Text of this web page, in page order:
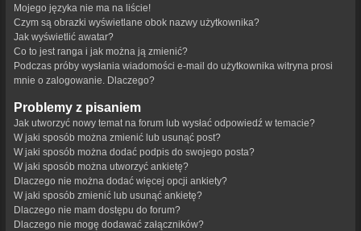
Mojego języka nie ma na liście!
Czym są obrazki wyświetlane obok nazwy użytkownika?
Jak wyświetlić awatar?
Co to jest ranga i jak można ją zmienić?
Podczas próby wysłania wiadomości e-mail do użytkownika witryna prosi
mnie o zalogowanie. Dlaczego?
Problemy z pisaniem
Jak utworzyć nowy temat na forum lub wysłać odpowiedź w temacie?
W jaki sposób można zmienić lub usunąć post?
W jaki sposób można dodać podpis do swojego posta?
W jaki sposób można utworzyć ankietę?
Dlaczego nie można dodać więcej opcji ankiety?
W jaki sposób zmienić lub usunąć ankietę?
Dlaczego nie mam dostępu do forum?
Dlaczego nie mogę dodawać załączników?